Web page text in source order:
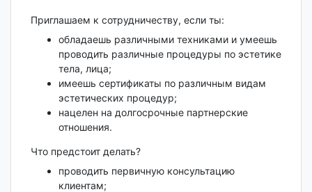
Приглашаем к сотрудничеству, если ты:
обладаешь различными техниками и умеешь
проводить различные процедуры по эстетике
тела, лица;
имеешь сертификаты по различным видам
эстетических процедур;
нацелен на долгосрочные партнерские
отношения.
Что предстоит делать?
проводить первичную консультацию
клиентам;